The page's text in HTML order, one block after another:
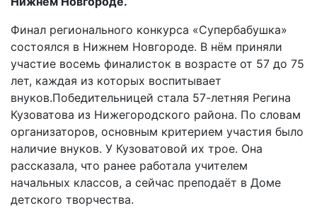
Финал регионального конкурса «Супербабушка»
состоялся в Нижнем Новгороде. В нём приняли
участие восемь финалисток в возрасте от 57 до 75
лет, каждая из которых воспитывает
внуков.Победительницей стала 57-летняя Регина
Кузоватова из Нижегородского района. По словам
организаторов, основным критерием участия было
наличие внуков. У Кузоватовой их трое. Она
рассказала, что ранее работала учителем
начальных классов, а сейчас преподаёт в Доме
детского творчества.